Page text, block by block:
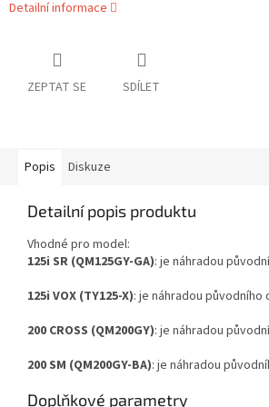
Detailní informace
ZEPTAT SE SDÍLET
Popis Diskuze
Detailní popis produktu
Vhodné pro model:
125i SR (QM125GY-GA): je náhradou
125i VOX (TY125-X): je náhradou původního
200 CROSS (QM200GY): je náhradou
200 SM (QM200GY-BA): je náhradou
Doplňkové parametry